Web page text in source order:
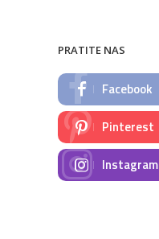
PRATITE NAS
Facebook
Pinterest
Instagram